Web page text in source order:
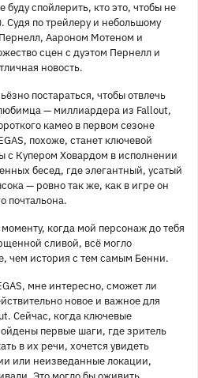
буду спойлерить, кто это, чтобы не
Судя по трейлеру и небольшому
Аароном Мотеном и
сцен с дуэтом Пернелл и
новость.
постараться, чтобы отвлечь
— миллиардера из Fallout,
камео в первом сезоне
похоже, станет ключевой
с Купером Ховардом в исполнении
бесед, где элегантный, усатый
— ровно так же, как в игре он
почтальона.
когда мой персонаж до тебя
сливой, всё могло
чем история с тем самым Бенни.
мне интересно, сможет ли
новое и важное для
Сейчас, когда ключевые
первые шаги, где зритель
в их речи, хочется увидеть
или неизведанные локации,